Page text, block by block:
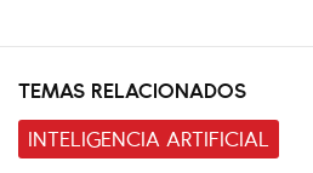
TEMAS RELACIONADOS
INTELIGENCIA ARTIFICIAL